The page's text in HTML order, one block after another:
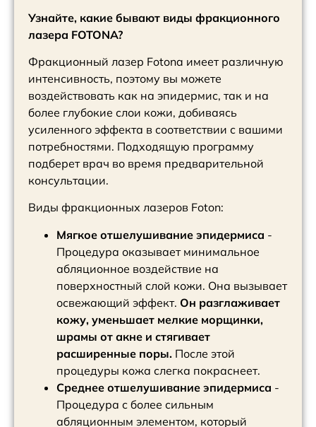
Узнайте, какие бывают виды фракционного
лазера FOTONA?
Фракционный лазер Fotona имеет различную
интенсивность, поэтому вы можете
воздействовать как на эпидермис, так и на
более глубокие слои кожи, добиваясь
усиленного эффекта в соответствии с вашими
потребностями. Подходящую программу
подберет врач во время предварительной
консультации.
Виды фракционных лазеров Foton:
Мягкое отшелушивание эпидермиса -
Процедура оказывает минимальное
абляционное воздействие на
поверхностный слой кожи. Она вызывает
освежающий эффект. Он разглаживает
кожу, уменьшает мелкие морщинки,
шрамы от акне и стягивает
расширенные поры. После этой
процедуры кожа слегка покраснеет.
Среднее отшелушивание эпидермиса -
Процедура с более сильным
абляционным элементом, который